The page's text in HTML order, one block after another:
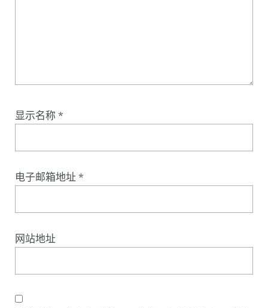
显示名称 *
电子邮箱地址 *
网站地址